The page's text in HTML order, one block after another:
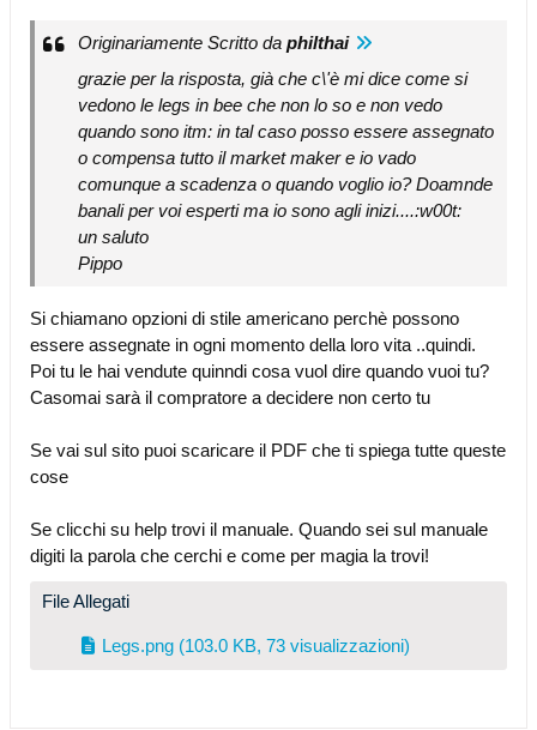
Originariamente Scritto da philthai
grazie per la risposta, già che c\'è mi dice come si
vedono le legs in bee che non lo so e non vedo
quando sono itm: in tal caso posso essere assegnato
o compensa tutto il market maker e io vado
comunque a scadenza o quando voglio io? Doamnde
banali per voi esperti ma io sono agli inizi....:w00t:
un saluto
Pippo
Si chiamano opzioni di stile americano perchè possono
essere assegnate in ogni momento della loro vita ..quindi.
Poi tu le hai vendute quinndi cosa vuol dire quando vuoi tu?
Casomai sarà il compratore a decidere non certo tu
Se vai sul sito puoi scaricare il PDF che ti spiega tutte queste
cose
Se clicchi su help trovi il manuale. Quando sei sul manuale
digiti la parola che cerchi e come per magia la trovi!
File Allegati
Legs.png (103.0 KB, 73 visualizzazioni)